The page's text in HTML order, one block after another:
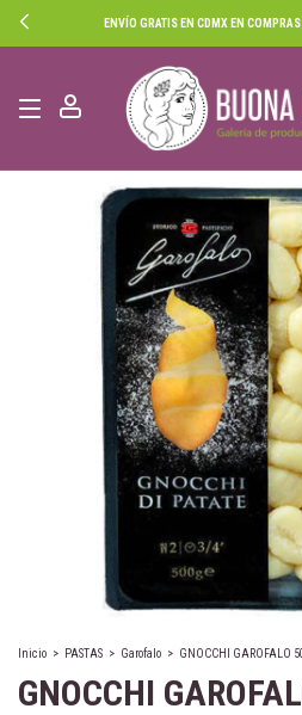
ENVÍO GRATIS EN CDMX EN
Inicio > PASTAS > Garofalo > GNOCCHI GAROFALO
GNOCCHI